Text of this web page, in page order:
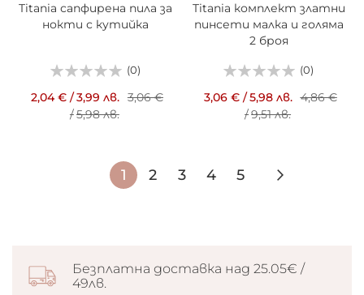
Titania сапфирена пила за
нокти с кутийка
(0)
2,04 €/3,99 лв. 3,06 €
/5,98 лв.
Titania комплект златни
пинсети малка и голяма
2 броя
(0)
3,06 €/5,98 лв. 4,86 €
/9,51 лв.
Страница
В
1 Страница
2 Страница
3 Страница
4 Страница
5
Безплатна доставка над 25.05€ /
49лв.